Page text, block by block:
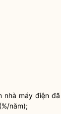
nhà máy điện đã
năm);